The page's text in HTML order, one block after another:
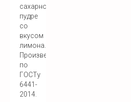
сахарной
пудре
со
вкусом
лимона.
Произведен
по
ГОСТу
6441-
2014.